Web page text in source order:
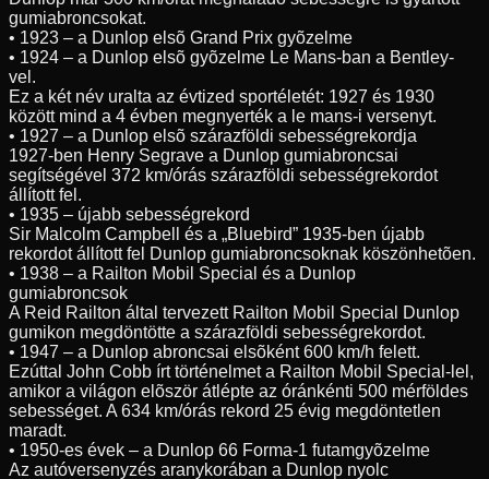
gumiabroncsokat.
• 1923 – a Dunlop elsõ Grand Prix gyõzelme
• 1924 – a Dunlop elsõ gyõzelme Le Mans-ban a Bentley-
vel.
Ez a két név uralta az évtized sportéletét: 1927 és 1930
között mind a 4 évben megnyerték a le mans-i versenyt.
• 1927 – a Dunlop elsõ szárazföldi sebességrekordja
1927-ben Henry Segrave a Dunlop gumiabroncsai
segítségével 372 km/órás szárazföldi sebességrekordot
állított fel.
• 1935 – újabb sebességrekord
Sir Malcolm Campbell és a „Bluebird” 1935-ben újabb
rekordot állított fel Dunlop gumiabroncsoknak köszönhetõen.
• 1938 – a Railton Mobil Special és a Dunlop
gumiabroncsok
A Reid Railton által tervezett Railton Mobil Special Dunlop
gumikon megdöntötte a szárazföldi sebességrekordot.
• 1947 – a Dunlop abroncsai elsõként 600 km/h felett.
Ezúttal John Cobb írt történelmet a Railton Mobil Special-lel,
amikor a világon elõször átlépte az óránkénti 500 mérföldes
sebességet. A 634 km/órás rekord 25 évig megdöntetlen
maradt.
• 1950-es évek – a Dunlop 66 Forma-1 futamgyõzelme
Az autóversenyzés aranykorában a Dunlop nyolc